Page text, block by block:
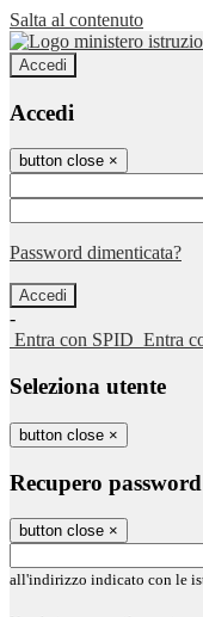
Salta al contenuto
Accedi
Accedi
button close ×
Password dimenticata?
-
Entra con SPID Entra
Seleziona utente
button close ×
Recupero password
button close ×
all'indirizzo indicato con le